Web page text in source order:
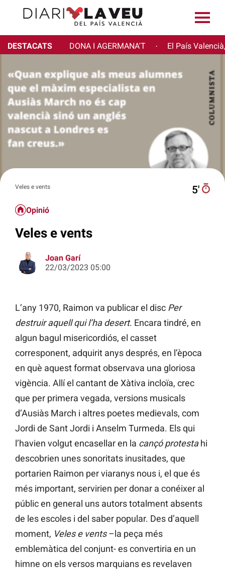
DESTACATS DONA I AGERMANA'T · El País
Veles e vents 5′
Opinió
Veles e vents
Joan Garí
22/03/2023 05:00
L’any 1970, Raimon va publicar el disc Per
destruir aquell qui l’ha desert. Encara tindré, en
algun bagul misericordiós, el casset
corresponent, adquirit anys després, en l’època
en què aquest format observava una gloriosa
vigència. Allí el cantant de Xàtiva incloïa, crec
que per primera vegada, versions musicals
d’Ausiàs March i altres poetes medievals, com
Jordi de Sant Jordi i Anselm Turmeda. Els qui
l’havien volgut encasellar en la cançó protestahi
descobrien unes sonoritats inusitades, que
portarien Raimon per viaranys nous i, el que és
més important, servirien per donar a conéixer al
públic en general uns autors totalment absents
de les escoles i del saber popular. Des d’aquell
moment, Veles e vents–la peça més
emblemàtica del conjunt- es convertiria en un
himne on els versos marquians es revelaven